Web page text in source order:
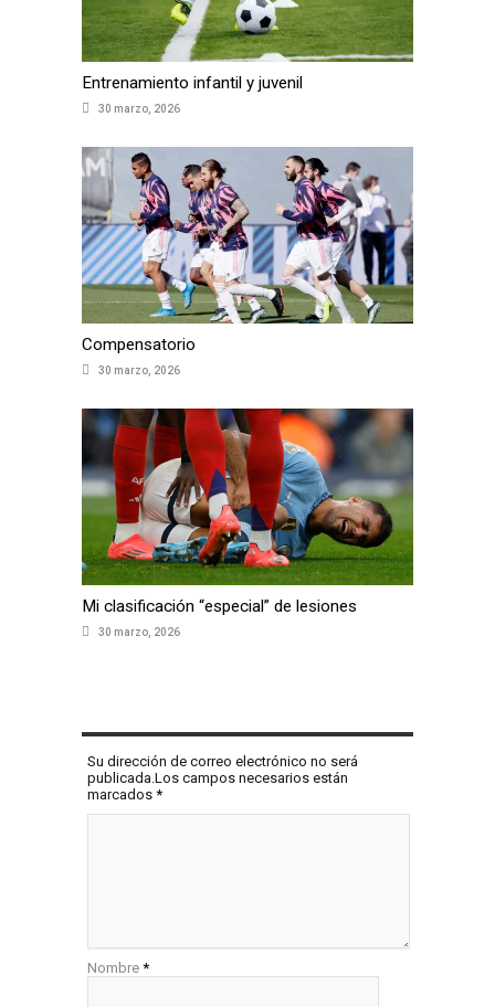
Entrenamiento infantil y juvenil
30 marzo, 2026
Compensatorio
30 marzo, 2026
Mi clasificación “especial” de lesiones
30 marzo, 2026
Su dirección de correo electrónico no será
publicada.Los campos necesarios están
marcados *
Nombre *